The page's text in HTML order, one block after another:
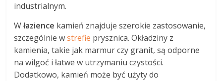
industrialnym.
Włazience kamień znajduje szerokie zastosowanie,
szczególnie wstrefie prysznica. Okładziny z
kamienia, takie jak marmur czy granit, są odporne
na wilgoć i łatwe w utrzymaniu czystości.
Dodatkowo, kamień może być użyty do